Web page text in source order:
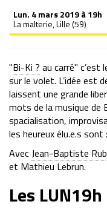
Lun. 4 mars 2019 à 19h
La malterie, Lille (59)
"Bi-Ki ? au carré" c’est
sur le volet. L’idée est
laissent une grande
mots de la musique de
spacialisation,
les heureux élu.e.s
AvecJean-Baptiste
et Mathieu Lebrun.
Les LUN19h